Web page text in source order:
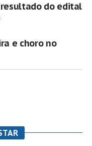
do edital
e choro no